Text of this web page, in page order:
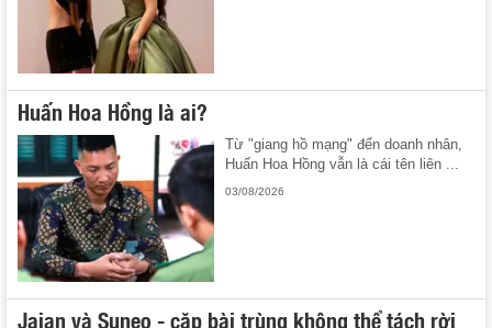
Huấn Hoa Hồng là ai?
Từ "giang hồ mạng" đến doanh nhân,
Huấn Hoa Hồng vẫn là cái tên liên ...
03/08/2026
Jaian và Suneo - cặp bài trùng không thể tách rời